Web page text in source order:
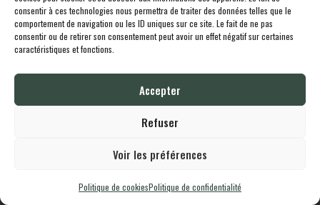
consentir à ces technologies nous permettra de traiter des données telles que le
comportement de navigation ou les ID uniques sur ce site. Le fait de ne pas
consentir ou de retirer son consentement peut avoir un effet négatif sur certaines
caractéristiques et fonctions.
Accepter
Refuser
Voir les préférences
Politique de cookiesPolitique de confidentialité
Lodgingcarppropulsé fièrement par Une créationWhornat.com | Mentions
Légales | Politique de confidentialité
English Français